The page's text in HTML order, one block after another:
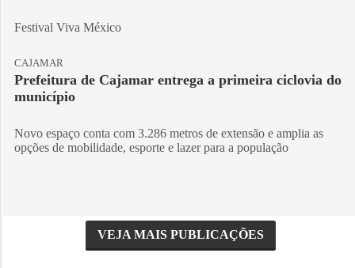
Festival Viva México
CAJAMAR
Prefeitura de Cajamar entrega a primeira ciclovia do
município
Novo espaço conta com 3.286 metros de extensão e amplia as
opções de mobilidade, esporte e lazer para a população
VEJA MAIS PUBLICAÇÕES